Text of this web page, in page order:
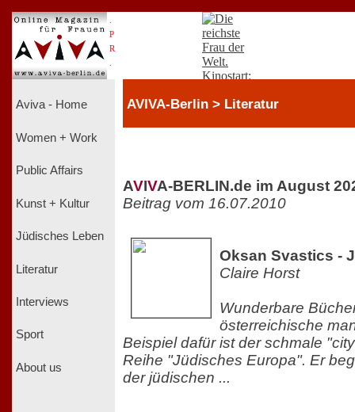
P
R
Aviva - Home
Women + Work
Public Affairs
Kunst + Kultur
Jüdisches Leben
Literatur
Interviews
Sport
About us
AVIVA-Berlin > Literatur
AVIVA-BERLIN.de im August
Beitrag vom 16.07.2010
Oksan Svastics -
Claire Horst
Wunderbare
österreichische
Beispiel dafür ist der schmale
Reihe "Jüdisches Europa". Er
der jüdischen ...